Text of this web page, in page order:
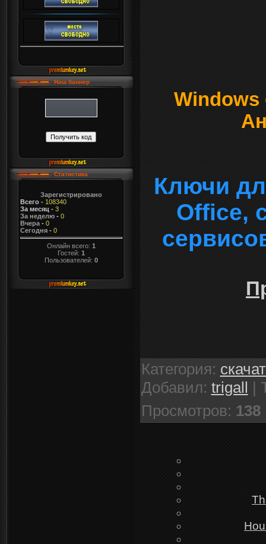
Наш баннер
Статистика
Зарегистрировано
Всего- 108340
За месяц - 3
За неделю- 0
Вчера- 0
Сегодня- 0
Онлайн всего: 1
Гостей: 1
Пользователей: 0
Windows
Ключи
Office,
Категория:
Добавил: trigall |
Просмотров: 138